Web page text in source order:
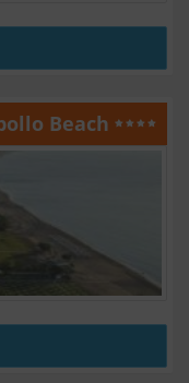
Beach